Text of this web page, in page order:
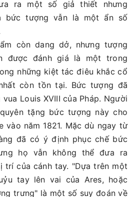
ra một số giả thiết nhưng
bức tượng vẫn là một ẩn số
còn dang dở, nhưng tượng
được đánh giá là một trong
những kiệt tác điêu khắc cổ
còn tồn tại. Bức tượng đã
Louis XVIII của Pháp. Người
tặng bức tượng này cho
vào năm 1821. Mặc dù ngay từ
đã có ý định phục chế bức
họ vẫn không thể đưa ra
trí của cánh tay. "Dựa trên một
tay lên vai của Ares, hoặc
trưng" là một số suy đoán về